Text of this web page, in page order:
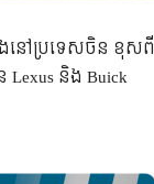
ាំង​នៅ​ប្រទេស​ចិន ខុស​​ពី​
និង Buick